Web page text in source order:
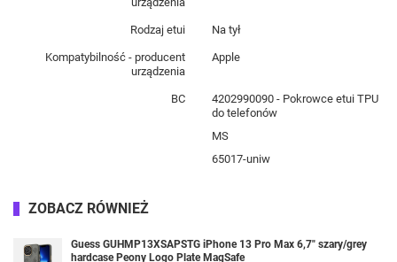
Rodzaj etui Na tył
Kompatybilność - producent
urządzenia
Apple
BC
4202990090 - Pokrowce etui TPU
do telefonów
MS
65017-uniw
ZOBACZ RÓWNIEŻ
Guess GUHMP13XSAPSTG iPhone 13 Pro Max 6,7" szary/grey
hardcase Peony Logo Plate MagSafe